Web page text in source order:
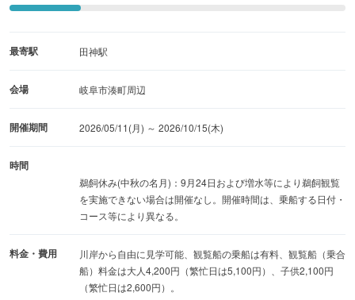
最寄駅 田神駅
会場 岐阜市湊町周辺
開催期間 2026/05/11(月) ～ 2026/10/15(木)
時間
鵜飼休み(中秋の名月)：9月24日および増水等により鵜飼観覧
を実施できない場合は開催なし。開催時間は、乗船する日付・
コース等により異なる。
料金・費用
川岸から自由に見学可能、観覧船の乗船は有料、観覧船（乗合
船）料金は大人4,200円（繁忙日は5,100円）、子供2,100円
（繁忙日は2,600円）。